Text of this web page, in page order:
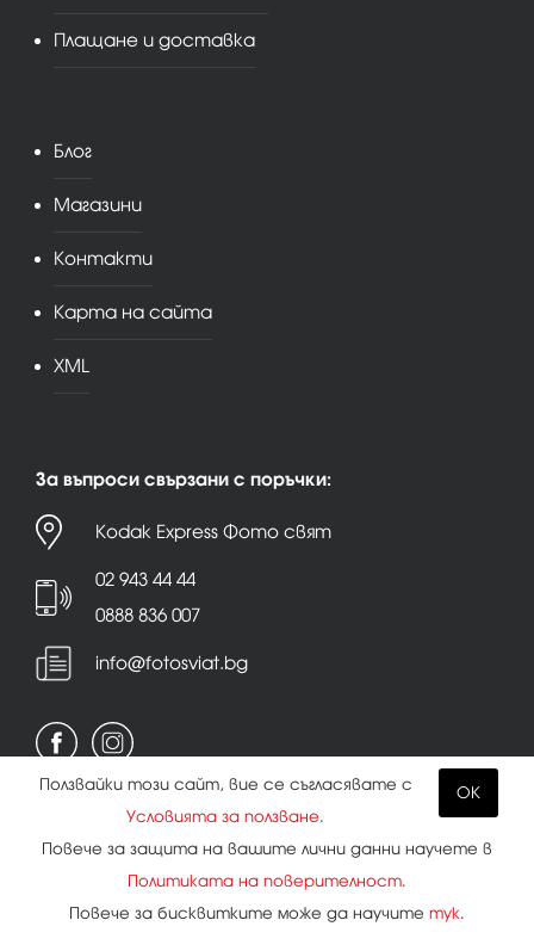
Плащане и доставка
Блог
Магазини
Контакти
Карта на сайта
XML
За въпроси свързани с поръчки:
Kodak Express Фото свят
02 943 44 44
0888 836 007
info@fotosviat.bg
|Бисквитки
Всички права запазени.
OK
Ползвайки този сайт, вие се съгласявате с
Условията за ползване.
Повече за защита на вашите лични данни научете в
Политиката на поверителност.
Повече за бисквитките може да научите тук.